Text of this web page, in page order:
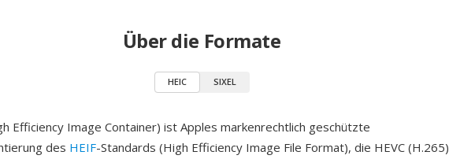
Über die Formate
HEIC SIXEL
Efficiency Image Container) ist Apples markenrechtlich geschützte
des HEIF-Standards (High Efficiency Image File Format), die HEVC (H.265)